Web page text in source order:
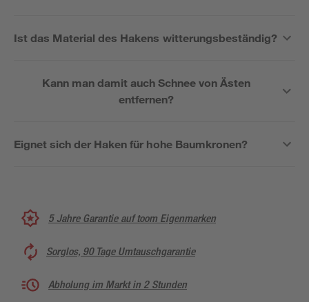
Ist das Material des Hakens witterungsbeständig?
Kann man damit auch Schnee von Ästen
entfernen?
Eignet sich der Haken für hohe Baumkronen?
5 Jahre Garantie auf toom Eigenmarken
Sorglos, 90 Tage Umtauschgarantie
Abholung im Markt in 2 Stunden